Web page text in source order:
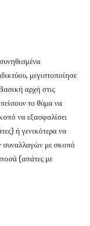
μεγιστοποίησε
αρχή στις
το θύμα να
να εξασφαλίσει
ή γενικότερα να
συναλλαγών με σκοπό
(απάτες με